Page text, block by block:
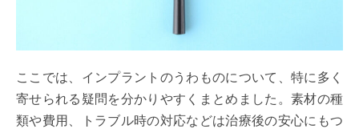
ここでは、インプラントのうわものについて、特に多く
寄せられる疑問を分かりやすくまとめました。素材の種
類や費用、トラブル時の対応などは治療後の安心にもつ